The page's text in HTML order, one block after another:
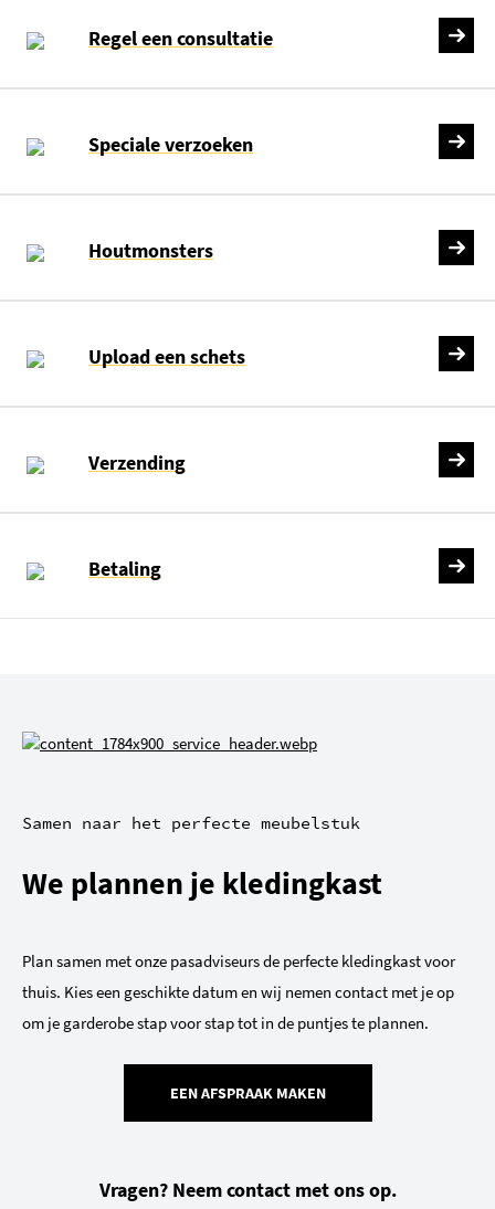
Regel een consultatie
Speciale verzoeken
Houtmonsters
Upload een schets
Verzending
Betaling
Samen naar het perfecte meubelstuk
We plannen je kledingkast
Plan samen met onze pasadviseurs de perfecte kledingkast voor
thuis. Kies een geschikte datum en wij nemen contact met je op
om je garderobe stap voor stap tot in de puntjes te plannen.
EEN AFSPRAAK MAKEN
Vragen? Neem contact met ons op.